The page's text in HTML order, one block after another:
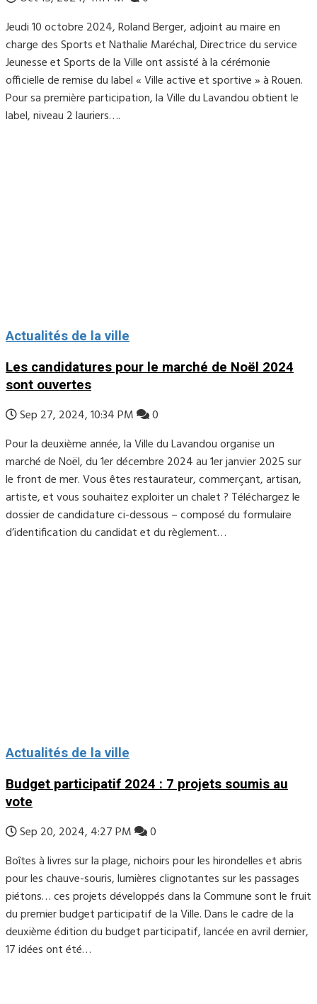
Jeudi 10 octobre 2024, Roland Berger, adjoint au maire en
charge des Sports et Nathalie Maréchal, Directrice du service
Jeunesse et Sports de la Ville ont assisté à la cérémonie
officielle de remise du label « Ville active et sportive » à Rouen.
Pour sa première participation, la Ville du Lavandou obtient le
label, niveau 2 lauriers….
Actualités de la ville
Les candidatures pour le marché de Noël 2024
sont ouvertes
Sep 27, 2024, 10:34 PM
0
Pour la deuxième année, la Ville du Lavandou organise un
marché de Noël, du 1er décembre 2024 au 1er janvier 2025 sur
le front de mer. Vous êtes restaurateur, commerçant, artisan,
artiste, et vous souhaitez exploiter un chalet ? Téléchargez le
dossier de candidature ci-dessous – composé du formulaire
d’identification du candidat et du règlement…
Actualités de la ville
Budget participatif 2024 : 7 projets soumis au
vote
Sep 20, 2024, 4:27 PM
0
Boîtes à livres sur la plage, nichoirs pour les hirondelles et abris
pour les chauve-souris, lumières clignotantes sur les passages
piétons… ces projets développés dans la Commune sont le fruit
du premier budget participatif de la Ville. Dans le cadre de la
deuxième édition du budget participatif, lancée en avril dernier,
17 idées ont été…